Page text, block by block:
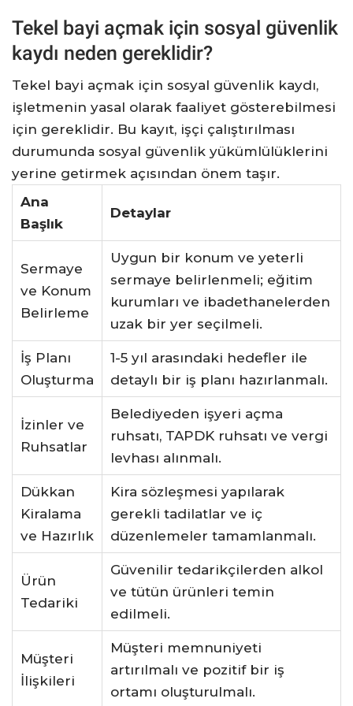
Tekel bayi açmak için sosyal güvenlik
kaydı neden gereklidir?
Tekel bayi açmak için sosyal güvenlik kaydı,
işletmenin yasal olarak faaliyet gösterebilmesi
için gereklidir. Bu kayıt, işçi çalıştırılması
durumunda sosyal güvenlik yükümlülüklerini
yerine getirmek açısından önem taşır.
Ana
Başlık
Detaylar
Sermaye
ve Konum
Belirleme
Uygun bir konum ve yeterli
sermaye belirlenmeli; eğitim
kurumları ve ibadethanelerden
uzak bir yer seçilmeli.
İş Planı
Oluşturma
1-5 yıl arasındaki hedefler ile
detaylı bir iş planı hazırlanmalı.
İzinler ve
Ruhsatlar
Belediyeden işyeri açma
ruhsatı, TAPDK ruhsatı ve vergi
levhası alınmalı.
Dükkan
Kiralama
ve Hazırlık
Kira sözleşmesi yapılarak
gerekli tadilatlar ve iç
düzenlemeler tamamlanmalı.
Ürün
Tedariki
Güvenilir tedarikçilerden alkol
ve tütün ürünleri temin
edilmeli.
Müşteri
İlişkileri
Müşteri memnuniyeti
artırılmalı ve pozitif bir iş
ortamı oluşturulmalı.